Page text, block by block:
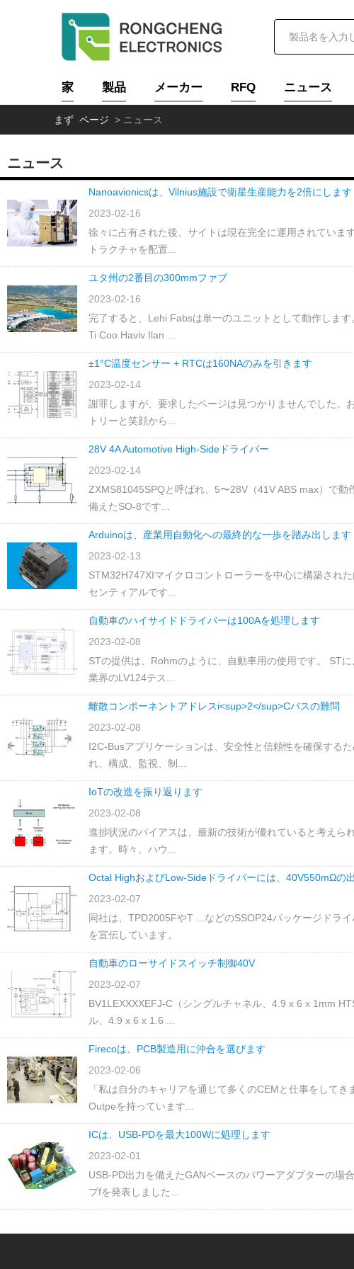
家 製品 メーカー RFQ ニュース
まず ページ > ニュース
ニュース
Nanoavionicsは、Vilnius施設で衛星生産能力を2倍にします
2023-02-16
徐々に占有された後、サイトは現在完全に運用されていま
トラクチャを配置...
ユタ州の2番目の300mmファブ
2023-02-16
完了すると、Lehi Fabsは単一のユニットとして動作しま
Ti Coo Haviv Ilan ...
±1°C温度センサー + RTCは160NAのみを引きます
2023-02-14
謝罪しますが、要求したページは見つかりませんでした。
トリーと笑顔から...
28V 4A Automotive High-Sideドライバー
2023-02-14
ZXMS81045SPQと呼ばれ、5〜28V（41V ABS max）で
備えたSO-8です...
Arduinoは、産業用自動化への最終的な一歩を踏み出します
2023-02-13
STM32H747XIマイクロコントローラーを中心に構築され
センティアルです...
自動車のハイサイドドライバーは100Aを処理します
2023-02-08
STの提供は、Rohmのように、自動車用の使用です。 ST
業界のLV124テス...
離散コンポーネントアドレスi<sup>2</sup>Cバスの難問
2023-02-08
I2C-Busアプリケーションは、安全性と信頼性を確保する
れ、構成、監視、制...
IoTの改造を振り返ります
2023-02-08
進捗状況のバイアスは、最新の技術が優れていると考えら
ます。時々、ハウ...
Octal HighおよびLow-Sideドライバーには、40V550mΩの
2023-02-07
同社は、TPD2005FやT ...などのSSOP24パッケージドラ
を宣伝しています。
自動車のローサイドスイッチ制御40V
2023-02-07
BV1LEXXXXEFJ-C（シングルチャネル、4.9 x 6 x 1mm
ル、4.9 x 6 x 1.6 ...
Firecoは、PCB製造用に沖合を選びます
2023-02-06
「私は自分のキャリアを通じて多くのCEMと仕事をして
Outpeを持っています...
ICは、USB-PDを最大100Wに処理します
2023-02-01
USB-PD出力を備えたGANベースのパワーアダプターの場
プfを発表しました...